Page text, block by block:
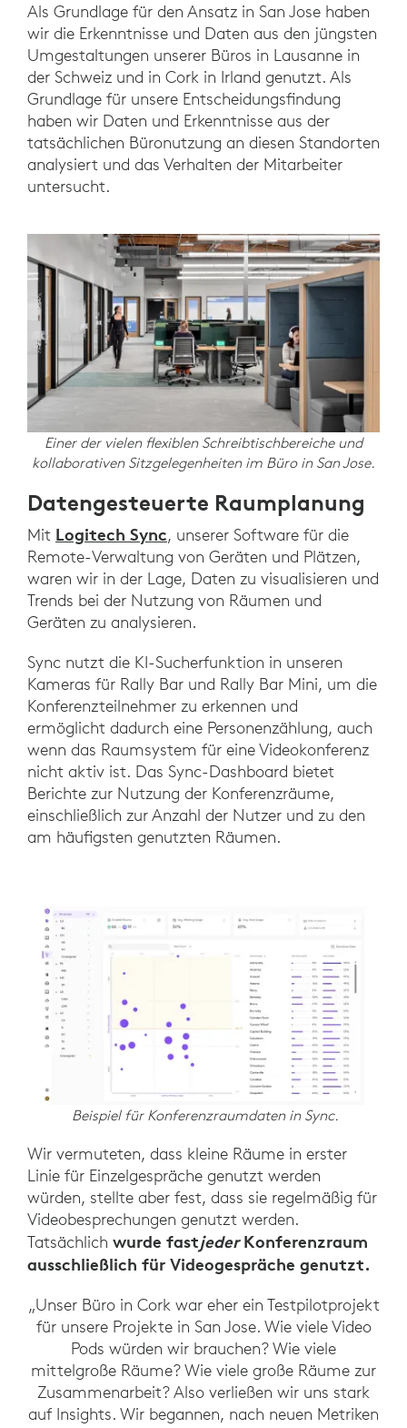
Als Grundlage für den Ansatz in San Jose haben
wir die Erkenntnisse und Daten aus den jüngsten
Umgestaltungen unserer Büros in Lausanne in
der Schweiz und in Cork in Irland genutzt. Als
Grundlage für unsere Entscheidungsfindung
haben wir Daten und Erkenntnisse aus der
tatsächlichen Büronutzung an diesen Standorten
analysiert und das Verhalten der Mitarbeiter
untersucht.
Einer der vielen flexiblen Schreibtischbereiche und
kollaborativen Sitzgelegenheiten im Büro in San Jose.
Datengesteuerte Raumplanung
Mit Logitech Sync, unserer Software für die
Remote-Verwaltung von Geräten und Plätzen,
waren wir in der Lage, Daten zu visualisieren und
Trends bei der Nutzung von Räumen und
Geräten zu analysieren.
Sync nutzt die KI-Sucherfunktion in unseren
Kameras für Rally Bar und Rally Bar Mini, um die
Konferenzteilnehmer zu erkennen und
ermöglicht dadurch eine Personenzählung, auch
wenn das Raumsystem für eine Videokonferenz
nicht aktiv ist. Das Sync-Dashboard bietet
Berichte zur Nutzung der Konferenzräume,
einschließlich zur Anzahl der Nutzer und zu den
am häufigsten genutzten Räumen.
Beispiel für Konferenzraumdaten in Sync.
Wir vermuteten, dass kleine Räume in erster
Linie für Einzelgespräche genutzt werden
würden, stellte aber fest, dass sie regelmäßig für
Videobesprechungen genutzt werden.
Tatsächlich wurde fastjederKonferenzraum
ausschließlich für Videogespräche genutzt.
„Unser Büro in Cork war eher ein Testpilotprojekt
für unsere Projekte in San Jose. Wie viele Video
Pods würden wir brauchen? Wie viele
mittelgroße Räume? Wie viele große Räume zur
Zusammenarbeit? Also verließen wir uns stark
auf Insights. Wir begannen, nach neuen Metriken